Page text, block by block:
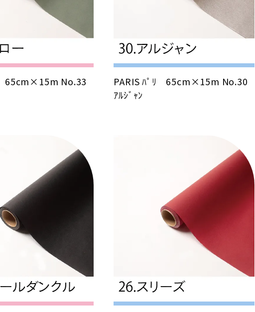
65cm×15m No.33
PARIS ﾊﾟﾘ 65cm×15m No.30
ｱﾙｼﾞｬﾝ